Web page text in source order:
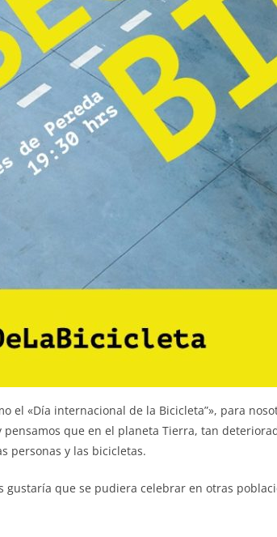
«Día internacional de la Bicicleta”», para
que en el planeta Tierra, tan
personas y las bicicletas.
que se pudiera celebrar en otras